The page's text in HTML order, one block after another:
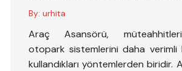
By: urhita
Araç Asansörü,
otopark sistemlerini daha verimli
kullandıkları yöntemlerden biridir.